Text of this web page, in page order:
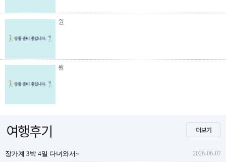
원
원
장가계 3박 4일 다녀와서~ 2026-06-07